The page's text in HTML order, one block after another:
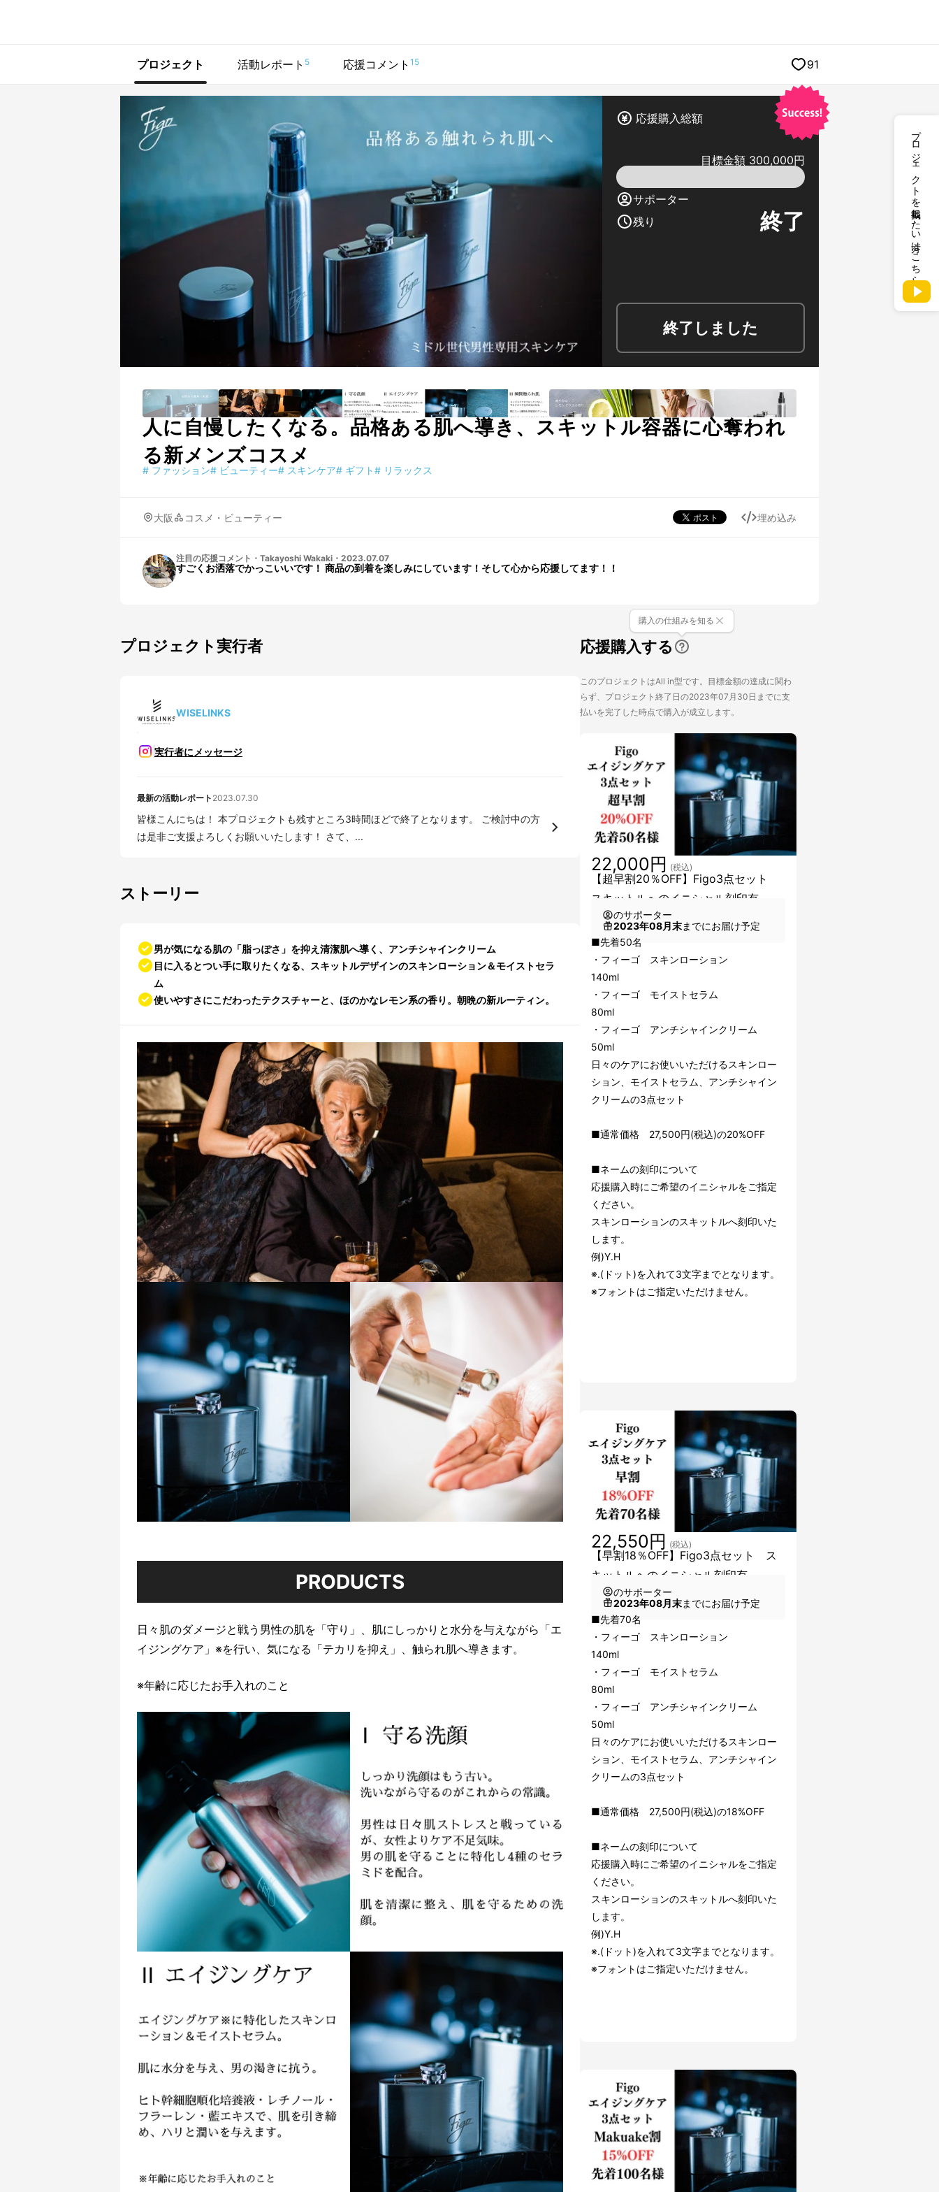
プロジェクトを掲載したい方はこちら
プロジェクト 活動レポート 5 応援コメント 15 91
応援購入総額
目標金額 300,000円
サポーター
残り
終了
終了しました
人に自慢したくなる。品格ある肌へ導き、スキットル容器に心奪われ
る新メンズコスメ
# ファッション# ビューティー# スキンケア# ギフト# リラックス
大阪 コスメ・ビューティー 埋め込み
注目の応援コメント ・ Takayoshi Wakaki ・ 2023.07.07
すごくお洒落でかっこいいです！ 商品の到着を楽しみにしています！そして心から応援してます！！
プロジェクト実行者
WISELINKS
実行者にメッセージ
最新の活動レポート 2023.07.30
皆様こんにちは！ 本プロジェクトも残すところ3時間ほどで終了となります。 ご検討中の方
は是非ご支援よろしくお願いいたします！ さて、...
ストーリー
男が気になる肌の「脂っぽさ」を抑え清潔肌へ導く、アンチシャインクリーム
目に入るとつい手に取りたくなる、スキットルデザインのスキンローション＆モイストセラ
ム
使いやすさにこだわったテクスチャーと、ほのかなレモン系の香り。朝晩の新ルーティン。
PRODUCTS
日々肌のダメージと戦う男性の肌を「守り」、肌にしっかりと水分を与えながら「エ
イジングケア」※を行い、気になる「テカリを抑え」、触られ肌へ導きます。
※年齢に応じたお手入れのこと
応援購入する
購入の仕組みを知る
このプロジェクトはAll in型です。目標金額の達成に関わ
らず、プロジェクト終了日の2023年07月30日までに支
払いを完了した時点で購入が成立します。
【超早割20％OFF】Figo3点セット
スキットルへのイニシャル刻印有
22,000円 (税込)
のサポーター
2023年08月末までにお届け予定
■先着50名
・フィーゴ スキンローション
140ml
・フィーゴ モイストセラム
80ml
・フィーゴ アンチシャインクリーム
50ml
日々のケアにお使いいただけるスキンロー
ション、モイストセラム、アンチシャイン
クリームの3点セット
■通常価格 27,500円(税込)の20%OFF
■ネームの刻印について
応援購入時にご希望のイニシャルをご指定
ください。
スキンローションのスキットルへ刻印いた
します。
例)Y.H
※.(ドット)を入れて3文字までとなります。
※フォントはご指定いただけません。
【早割18％OFF】Figo3点セット ス
キットルへのイニシャル刻印有
22,550円 (税込)
のサポーター
2023年08月末までにお届け予定
■先着70名
・フィーゴ スキンローション
140ml
・フィーゴ モイストセラム
80ml
・フィーゴ アンチシャインクリーム
50ml
日々のケアにお使いいただけるスキンロー
ション、モイストセラム、アンチシャイン
クリームの3点セット
■通常価格 27,500円(税込)の18%OFF
■ネームの刻印について
応援購入時にご希望のイニシャルをご指定
ください。
スキンローションのスキットルへ刻印いた
します。
例)Y.H
※.(ドット)を入れて3文字までとなります。
※フォントはご指定いただけません。